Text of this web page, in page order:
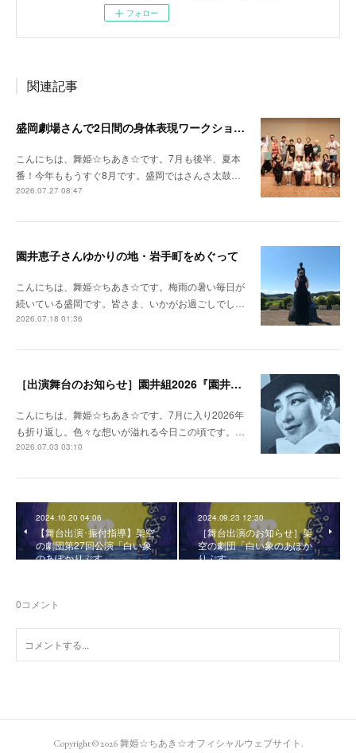
フォロー
関連記事
盛岡劇場さんで2日間の身体表現ワークショップをさせていただきました！
こんにちは、舞姫☆ちあき☆です。7月も後半、夏本
番！今年ももうすぐ8月です。盛岡ではさんさ太鼓…
2026.07.27 08:47
園井恵子さんゆかりの地・岩手町をめぐって
こんにちは、舞姫☆ちあき☆です。梅雨の暑い毎日が
続いている盛岡です。皆さま、いかがお過ごしでし…
2026.07.18 01:36
［出演舞台のお知らせ］園井組2026『園井恵子 なんじょしても』ふるさと演劇公演 in 岩手町
こんにちは、舞姫☆ちあき☆です。7月に入り2026年
も折り返し。色々な想いが溢れる今日この頃です。…
2026.07.03 03:10
2024.10.20 04:06
【舞台出演･振付指導】架空
の劇団第27回公演「白い象
のあぽかりぷす」
2024.09.23 12:30
［舞台出演のお知らせ］架
空の劇団「白い象のあぽか
りぷす」
0コメント
Copyright ©2026舞姫☆ちあき☆オフィシャルウェブサイト .